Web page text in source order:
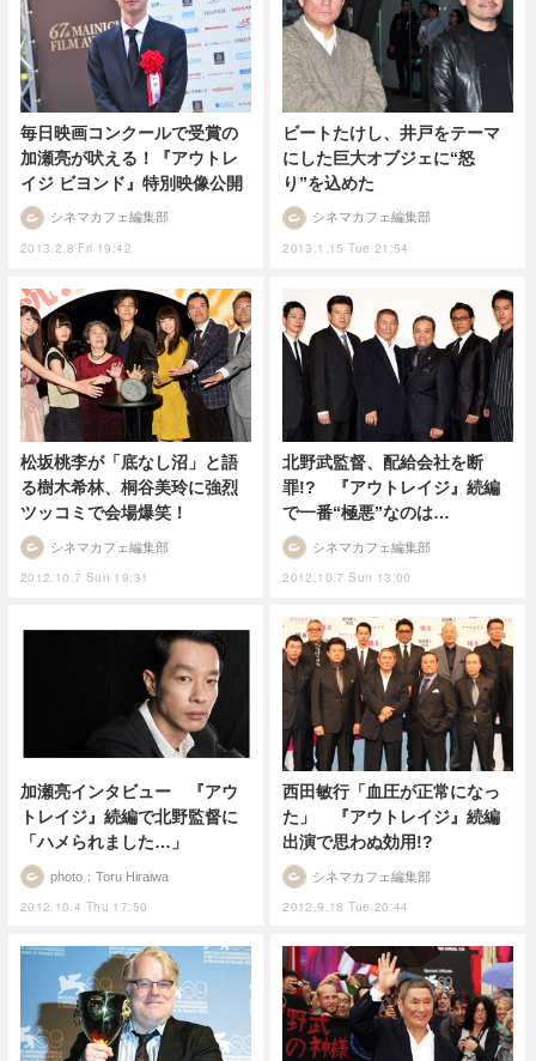
毎日映画コンクールで受賞の
加瀬亮が吠える！『アウトレ
イジ ビヨンド』特別映像公開
2013.2.8 Fri 19:42
シネマカフェ編集部
ビートたけし、井戸をテーマ
にした巨大オブジェに“怒
り”を込めた
2013.1.15 Tue 21:54
シネマカフェ編集部
松坂桃李が「底なし沼」と語
る樹木希林、桐谷美玲に強烈
ツッコミで会場爆笑！
2012.10.7 Sun 19:31
シネマカフェ編集部
北野武監督、配給会社を断
罪!? 『アウトレイジ』続編
で一番“極悪”なのは…
2012.10.7 Sun 13:00
シネマカフェ編集部
加瀬亮インタビュー 『アウ
トレイジ』続編で北野監督に
「ハメられました…」
2012.10.4 Thu 17:50
photo：Toru Hiraiwa
西田敏行「血圧が正常になっ
た」 『アウトレイジ』続編
出演で思わぬ効用!?
2012.9.18 Tue 20:44
シネマカフェ編集部